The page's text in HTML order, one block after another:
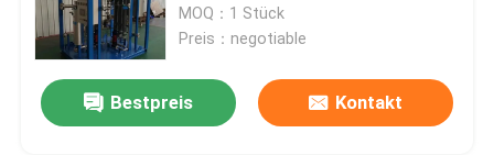
MOQ：1 Stück
Preis：negotiable
Bestpreis Kontakt